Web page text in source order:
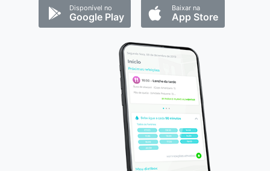
Disponível no
Google Play
Baixar na
App Store